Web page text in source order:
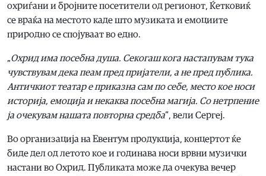
охриѓани и бројните посетители од регионот, Ќетковиќ
се враќа на местото каде што музиката и емоциите
природно се спојуваат во едно.
„Охрид има посебна душа. Секогаш кога настапувам тука
чувствувам дека пеам пред пријатели, а не пред публика.
Античкиот театар е приказна сам по себе, место кое носи
историја, емоција и некаква посебна магија. Со нетрпение
ја очекувам нашата повторна средба“, вели Сергеј.
Во организација на Евентум продукција, концертот ќе
биде дел од летото кое и годинава носи врвни музички
настани во Охрид. Публиката може да очекува вечер